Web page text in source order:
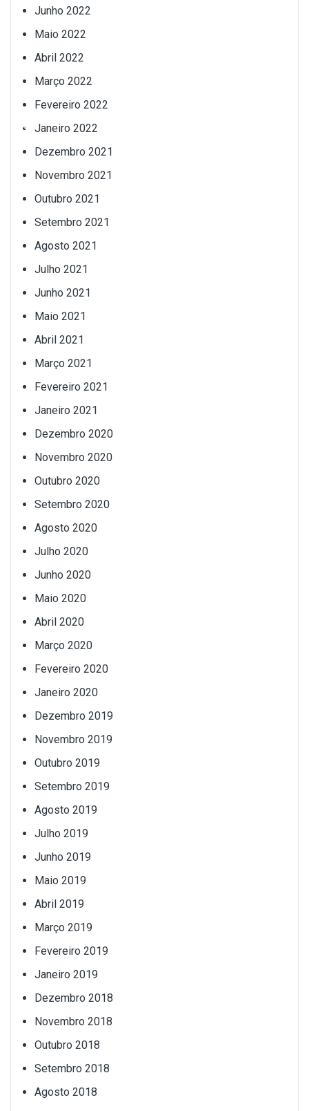
Junho 2022
Maio 2022
Abril 2022
Março 2022
Fevereiro 2022
Janeiro 2022
Dezembro 2021
Novembro 2021
Outubro 2021
Setembro 2021
Agosto 2021
Julho 2021
Junho 2021
Maio 2021
Abril 2021
Março 2021
Fevereiro 2021
Janeiro 2021
Dezembro 2020
Novembro 2020
Outubro 2020
Setembro 2020
Agosto 2020
Julho 2020
Junho 2020
Maio 2020
Abril 2020
Março 2020
Fevereiro 2020
Janeiro 2020
Dezembro 2019
Novembro 2019
Outubro 2019
Setembro 2019
Agosto 2019
Julho 2019
Junho 2019
Maio 2019
Abril 2019
Março 2019
Fevereiro 2019
Janeiro 2019
Dezembro 2018
Novembro 2018
Outubro 2018
Setembro 2018
Agosto 2018